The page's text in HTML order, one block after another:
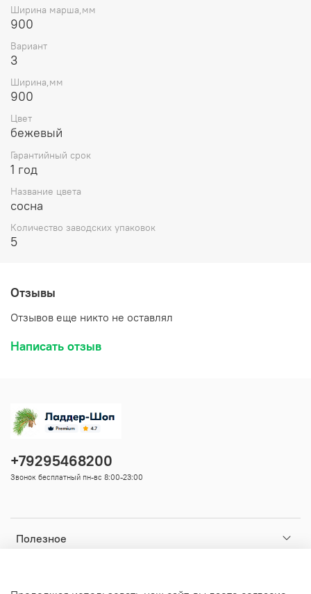
Ширина марша,мм
900
Вариант
3
Ширина,мм
900
Цвет
бежевый
Гарантийный срок
1 год
Название цвета
сосна
Количество заводских упаковок
5
Отзывы
Отзывов еще никто не оставлял
Написать отзыв
Полезное
+79295468200
Звонок бесплатный пн-вс 8:00-23:00